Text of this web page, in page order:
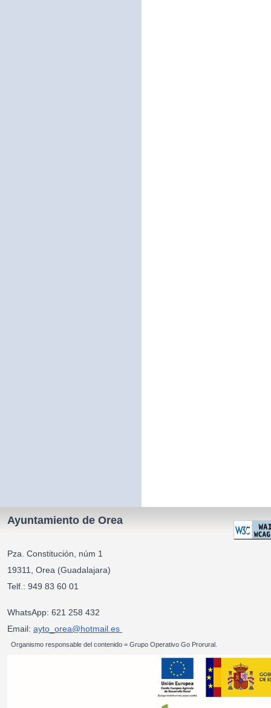
Ayuntamiento de Orea
Pza. Constitución, núm 1
19311, Orea (Guadalajara)
Telf.: 949 83 60 01
WhatsApp: 621 258 432
Email: ayto_orea@hotmail.es
Organismo responsable del contenido = Grupo Operativo Go Prorural.